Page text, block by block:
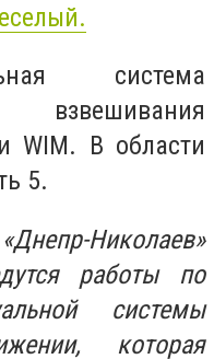
система
WIM. В области
5.
Николаев»
работы по
системы
которая